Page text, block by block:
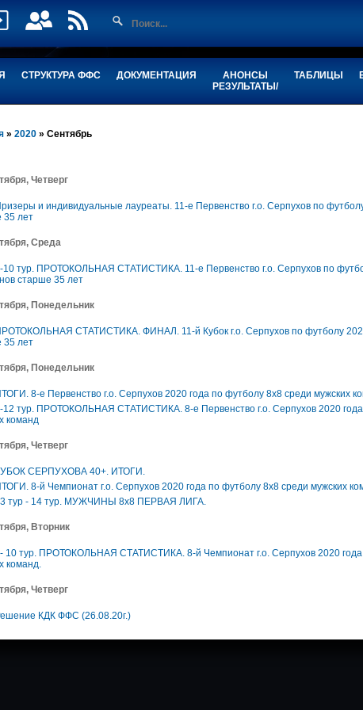
СТРУКТУРА ФФС ДОКУМЕНТАЦИЯ
АНОНСЫ
РЕЗУЛЬТАТЫ/
ТАБЛИЦЫ
» 2020 » Сентябрь
Четверг
и индивидуальные лауреаты. 11-е Первенство г.о. Серпухов по
35 лет
Среда
10 тур. ПРОТОКОЛЬНАЯ СТАТИСТИКА. 11-е Первенство г.о. Серпухов по
старше 35 лет
Понедельник
СТАТИСТИКА. ФИНАЛ. 11-й Кубок г.о. Серпухов по футболу
35 лет
Понедельник
8-е Первенство г.о. Серпухов 2020 года по футболу 8х8 среди мужских
12 тур. ПРОТОКОЛЬНАЯ СТАТИСТИКА. 8-е Первенство г.о. Серпухов 2020
команд
Четверг
СЕРПУХОВА 40+. ИТОГИ.
8-й Чемпионат г.о. Серпухов 2020 года по футболу 8х8 среди мужских
тур - 14 тур. МУЖЧИНЫ 8х8 ПЕРВАЯ ЛИГА.
Вторник
10 тур. ПРОТОКОЛЬНАЯ СТАТИСТИКА. 8-й Чемпионат г.о. Серпухов 2020 года
команд.
Четверг
КДК ФФС (26.08.20г.)